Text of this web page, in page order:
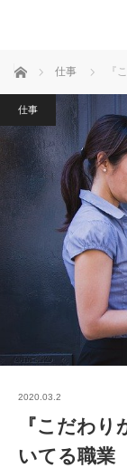
ホーム 仕事 『
仕事
2020.03.2
『こだわ
いてる職業